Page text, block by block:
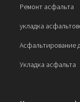
Ремонт асфальта
укладка
Асфальтирование
Укладка асфальта